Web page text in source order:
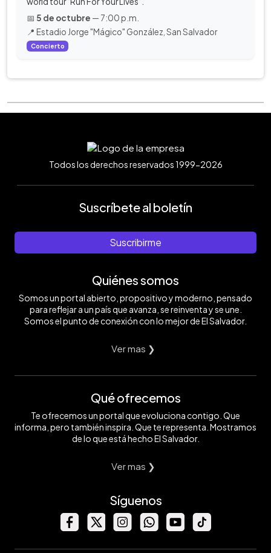
📅 5 de octubre — 7:00 p.m.
📍 Estadio Jorge "Mágico" González, San Salvador
Concierto
Todos los derechos reservados 1999-2026
Suscríbete al boletín
Suscribirme
Quiénes somos
Somos un portal abierto, propositivo y moderno, pensado
para reflejar a un país que avanza, se reinventa y se une.
Somos el punto de conexión con lo mejor de El Salvador.
Ver mas ❯
Qué ofrecemos
Te ofrecemos un portal que evoluciona contigo. Que
informa, pero también inspira. Que te representa. Mostramos
de lo que está hecho El Salvador.
Ver mas ❯
Síguenos